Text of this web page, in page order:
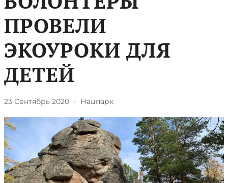
ПРОВЕЛИ
ЭКОУРОКИ ДЛЯ
ДЕТЕЙ
23 Сентябрь 2020 · Нацпарк